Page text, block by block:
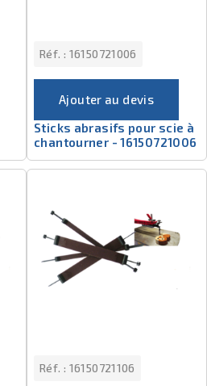
Réf. : 16150721006
Ajouter au devis
Sticks abrasifs pour scie à
chantourner - 16150721006
Réf. : 16150721106